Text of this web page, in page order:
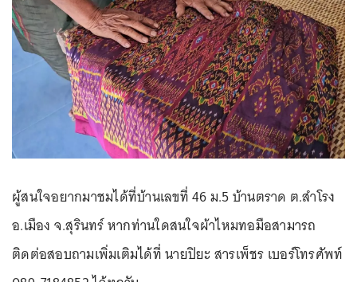
ผู้สนใจอยากมาชมได้ที่บ้านเลขที่ 46 ม.5 บ้านตราด ต.สำโรง
อ.เมือง จ.สุรินทร์ หากท่านใดสนใจผ้าไหมทอมือสามารถ
ติดต่อสอบถามเพิ่มเติมได้ที่ นายปิยะ สารเพ็ชร เบอร์โทรศัพท์